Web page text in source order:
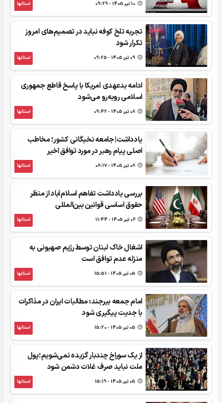
استانها
تجربه تلخ کوفه نباید در تصمیم‌های امروز
تکرار شود
استانها
ادامه بدعهدی آمریکا با پاسخ قاطع جمهوری
اسلامی روبه‌رو می‌شود
استانها
یادداشت| جامعه نخبگانی کشور؛ مخاطب
اصلی پیام رهبر در مورد توافق اخیر
استانها
بررسی یادداشت تفاهم اسلام‌آباد از منظر
حقوق اساسی قوانین بین‌المللی
استانها
اشغال خاک لبنان توسط رژیم صهیونی به
منزله عدم توافق است
استانها
امام جمعه بیرجند: مطالبات ایران در مذاکرات
با جدیت پیگیری شود
استانها
از یک سوراخ چندبار گزیده نمی‌شویم؛پول
ملت نباید صرف غلات دشمن شود
استانها